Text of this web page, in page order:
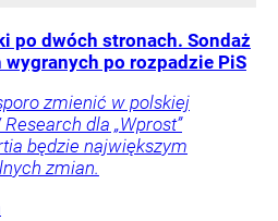
po dwóch stronach. Sondaż
po rozpadzie PiS
zmienić w polskiej
dla „Wprost”
będzie największym
zmian.